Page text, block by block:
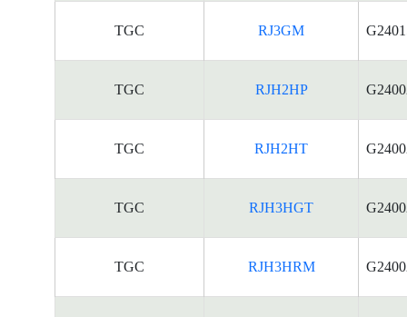
TGC RJ3GM
TGC RJH2HP
TGC RJH2HT
TGC RJH3HGT
TGC RJH3HRM